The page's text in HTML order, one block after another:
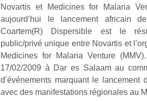
Novartis et Medicines for Malaria
aujourd’hui le lancement africain
Coartem(R) Dispersible est le
public/privé unique entre Novartis et
Medicines for Malaria Venture
17/02/2009 à Dar es Salaam au
d’événements marquant le lancement
avec des manifestations régionales au